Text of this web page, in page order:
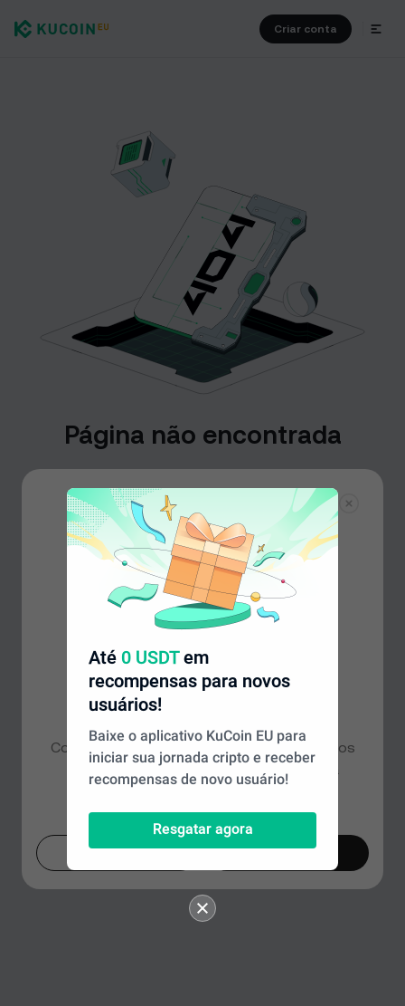
Criar conta
Página não encontrada
Não encontramos a página que você está
procurando, mas não se preocupe: há muito mais para
explorar em nossa página inicial.
Voltar ao início
Até 0 USDT em
recompensas para novos
usuários!
Baixe o aplicativo KuCoin EU para
iniciar sua jornada cripto e receber
recompensas de novo usuário!
Resgatar agora
Parece que você está em uma
região diferente
Com base na sua localização, recomendamos
que você acesse o site
Global para ter a
melhor experiência. Deseja continuar?
Agora não Mudar agora